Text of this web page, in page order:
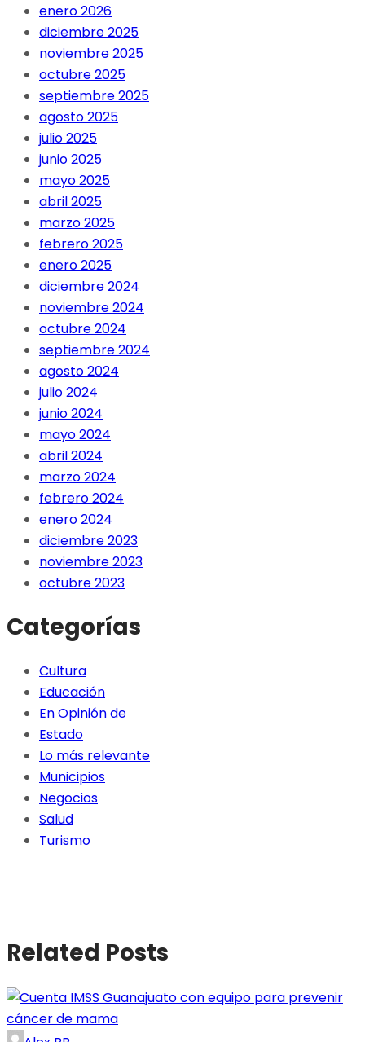
enero 2026
diciembre 2025
noviembre 2025
octubre 2025
septiembre 2025
agosto 2025
julio 2025
junio 2025
mayo 2025
abril 2025
marzo 2025
febrero 2025
enero 2025
diciembre 2024
noviembre 2024
octubre 2024
septiembre 2024
agosto 2024
julio 2024
junio 2024
mayo 2024
abril 2024
marzo 2024
febrero 2024
enero 2024
diciembre 2023
noviembre 2023
octubre 2023
Categorías
Cultura
Educación
En Opinión de
Estado
Lo más relevante
Municipios
Negocios
Salud
Turismo
Related Posts